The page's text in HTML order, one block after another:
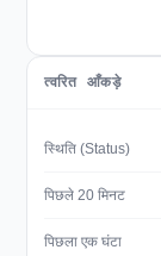
त्वरित आँकड़े
स्थिति (Status)
पिछले 20 मिनट
पिछला एक घंटा